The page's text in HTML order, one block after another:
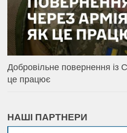
Добровільне повернення із
це працює
НАШІ ПАРТНЕРИ